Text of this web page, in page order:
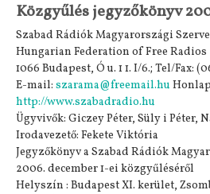
Közgyűlés jegyzőkönyv
Szabad Rádiók Magyarországi
Hungarian Federation of Free Radios
1066 Budapest, Ó u. 1 1. I/6.; Tel/Fax:
E-mail: szarama@freemail.hu
http://www.szabadradio.hu
Ügyvivők: Giczey Péter, Süly i Péter,
Irodavezető: Fekete Viktória
Jegyzőkönyv a Szabad Rádiók
2006. december 1-ei közgyűléséről
Helyszín : Budapest XI. kerület,